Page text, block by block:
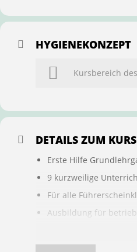
HYGIENEKONZEPT
Kursbereich
DETAILS ZUM KURS
Erste Hilfe
9 kurzweilige
Für alle
Ausbildung für